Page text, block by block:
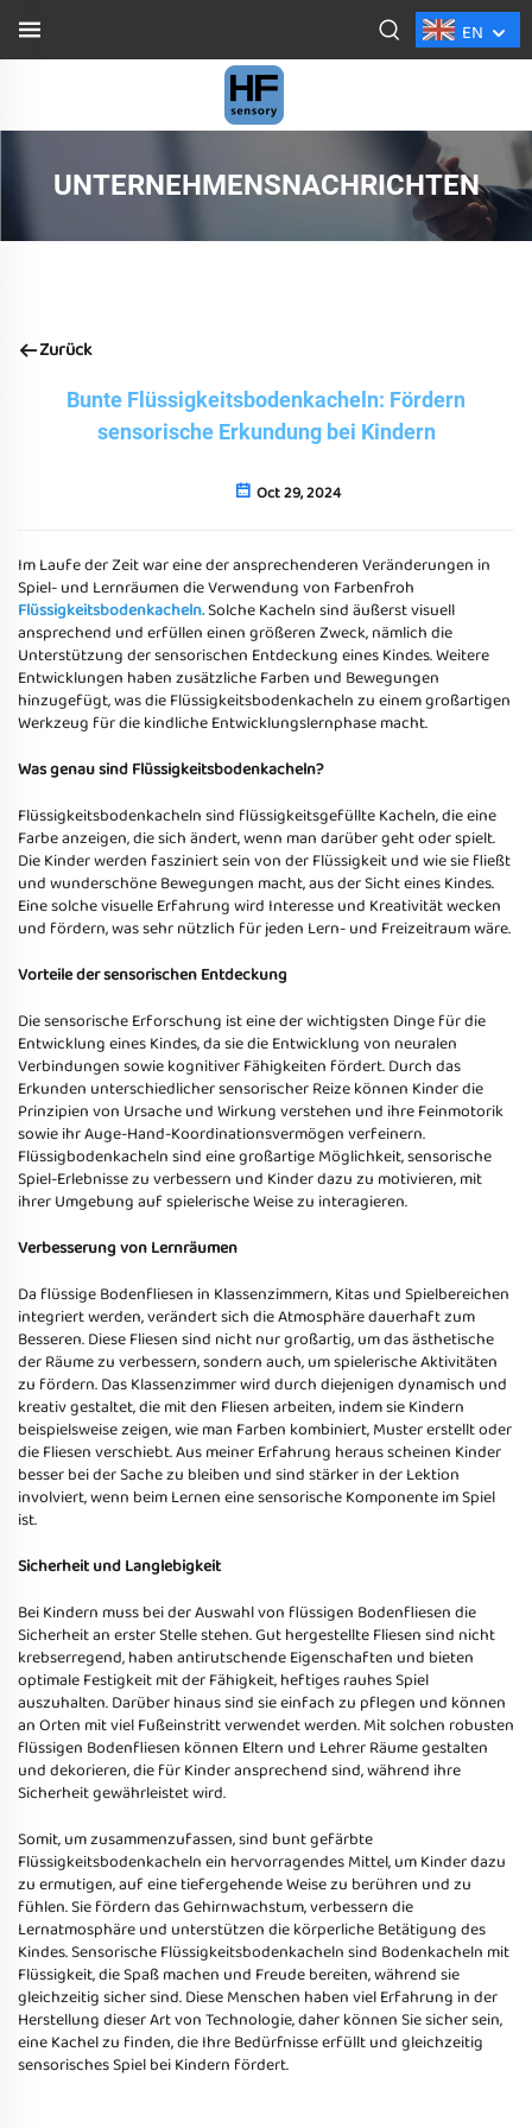
EN
UNTERNEHMENSNACHRICHTEN
Zurück
Bunte Flüssigkeitsbodenkacheln: Fördern
sensorische Erkundung bei Kindern
Oct 29, 2024
Im Laufe der Zeit war eine der ansprechenderen Veränderungen in
Spiel- und Lernräumen die Verwendung von Farbenfroh
Flüssigkeitsbodenkacheln.Solche Kacheln sind äußerst visuell
ansprechend und erfüllen einen größeren Zweck, nämlich die
Unterstützung der sensorischen Entdeckung eines Kindes. Weitere
Entwicklungen haben zusätzliche Farben und Bewegungen
hinzugefügt, was die Flüssigkeitsbodenkacheln zu einem großartigen
Werkzeug für die kindliche Entwicklungslernphase macht.
Was genau sind Flüssigkeitsbodenkacheln?
Flüssigkeitsbodenkacheln sind flüssigkeitsgefüllte Kacheln, die eine
Farbe anzeigen, die sich ändert, wenn man darüber geht oder spielt.
Die Kinder werden fasziniert sein von der Flüssigkeit und wie sie fließt
und wunderschöne Bewegungen macht, aus der Sicht eines Kindes.
Eine solche visuelle Erfahrung wird Interesse und Kreativität wecken
und fördern, was sehr nützlich für jeden Lern- und Freizeitraum wäre.
Vorteile der sensorischen Entdeckung
Die sensorische Erforschung ist eine der wichtigsten Dinge für die
Entwicklung eines Kindes, da sie die Entwicklung von neuralen
Verbindungen sowie kognitiver Fähigkeiten fördert. Durch das
Erkunden unterschiedlicher sensorischer Reize können Kinder die
Prinzipien von Ursache und Wirkung verstehen und ihre Feinmotorik
sowie ihr Auge-Hand-Koordinationsvermögen verfeinern.
Flüssigbodenkacheln sind eine großartige Möglichkeit, sensorische
Spiel-Erlebnisse zu verbessern und Kinder dazu zu motivieren, mit
ihrer Umgebung auf spielerische Weise zu interagieren.
Verbesserung von Lernräumen
Da flüssige Bodenfliesen in Klassenzimmern, Kitas und Spielbereichen
integriert werden, verändert sich die Atmosphäre dauerhaft zum
Besseren. Diese Fliesen sind nicht nur großartig, um das ästhetische
der Räume zu verbessern, sondern auch, um spielerische Aktivitäten
zu fördern. Das Klassenzimmer wird durch diejenigen dynamisch und
kreativ gestaltet, die mit den Fliesen arbeiten, indem sie Kindern
beispielsweise zeigen, wie man Farben kombiniert, Muster erstellt oder
die Fliesen verschiebt. Aus meiner Erfahrung heraus scheinen Kinder
besser bei der Sache zu bleiben und sind stärker in der Lektion
involviert, wenn beim Lernen eine sensorische Komponente im Spiel
ist.
Sicherheit und Langlebigkeit
Bei Kindern muss bei der Auswahl von flüssigen Bodenfliesen die
Sicherheit an erster Stelle stehen. Gut hergestellte Fliesen sind nicht
krebserregend, haben antirutschende Eigenschaften und bieten
optimale Festigkeit mit der Fähigkeit, heftiges rauhes Spiel
auszuhalten. Darüber hinaus sind sie einfach zu pflegen und können
an Orten mit viel Fußeinstritt verwendet werden. Mit solchen robusten
flüssigen Bodenfliesen können Eltern und Lehrer Räume gestalten
und dekorieren, die für Kinder ansprechend sind, während ihre
Sicherheit gewährleistet wird.
Somit, um zusammenzufassen, sind bunt gefärbte
Flüssigkeitsbodenkacheln ein hervorragendes Mittel, um Kinder dazu
zu ermutigen, auf eine tiefergehende Weise zu berühren und zu
fühlen. Sie fördern das Gehirnwachstum, verbessern die
Lernatmosphäre und unterstützen die körperliche Betätigung des
Kindes. Sensorische Flüssigkeitsbodenkacheln sind Bodenkacheln mit
Flüssigkeit, die Spaß machen und Freude bereiten, während sie
gleichzeitig sicher sind. Diese Menschen haben viel Erfahrung in der
Herstellung dieser Art von Technologie, daher können Sie sicher sein,
eine Kachel zu finden, die Ihre Bedürfnisse erfüllt und gleichzeitig
sensorisches Spiel bei Kindern fördert.